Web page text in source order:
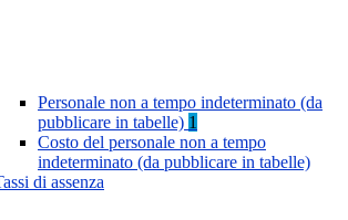
Personale non a tempo indeterminato (da
pubblicare in tabelle) 1
Costo del personale non a tempo
indeterminato (da pubblicare in tabelle)
di assenza